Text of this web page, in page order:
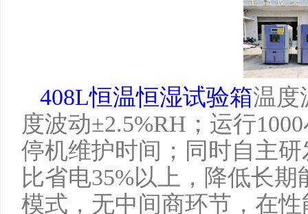
408L恒温恒湿试验箱温度
度波动±2.5%RH；运行
停机维护时间；同时自主
比省电35%以上，降低长
模式，无中间商环节，在